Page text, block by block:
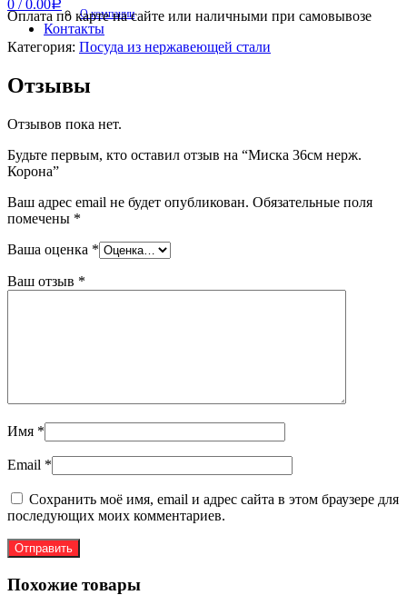
0 / 0.00Р
О компании
Контакты
Оплата по карте на сайте или наличными при самовывозе
Категория: Посуда из нержавеющей стали
Отзывы
Отзывов пока нет.
Будьте первым, кто оставил отзыв на “Миска 36см нерж.
Корона”
Ваш адрес email не будет опубликован. Обязательные поля
помечены *
Ваша оценка *
Ваш отзыв *
Имя *
Email *
Сохранить моё имя, email и адрес сайта в этом браузере для
последующих моих комментариев.
Похожие товары